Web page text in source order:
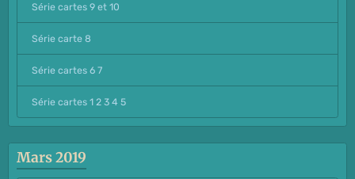
Série cartes 9 et 10
Série carte 8
Série cartes 6 7
Série cartes 1 2 3 4 5
Mars 2019